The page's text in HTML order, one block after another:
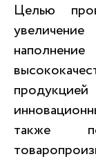
Целью
также